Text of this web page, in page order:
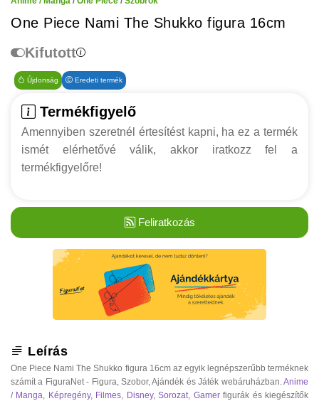
One Piece Nami The Shukko figura 16cm
Kifutott
Újdonság Eredeti termék
Termékfigyelő
Amennyiben szeretnél értesítést kapni, ha ez a termék
ismét elérhetővé válik, akkor iratkozz fel a
termékfigyelőre!
Feliratkozás
Leírás
One Piece Nami The Shukko figura 16cm az egyik legnépszerűbb terméknek
számít a FiguraNet - Figura, Szobor, Ajándék és Játék webáruházban. Anime
/ Manga
Képregény, Filmes Disney,Sorozat Gamerfigurák és kiegészítők